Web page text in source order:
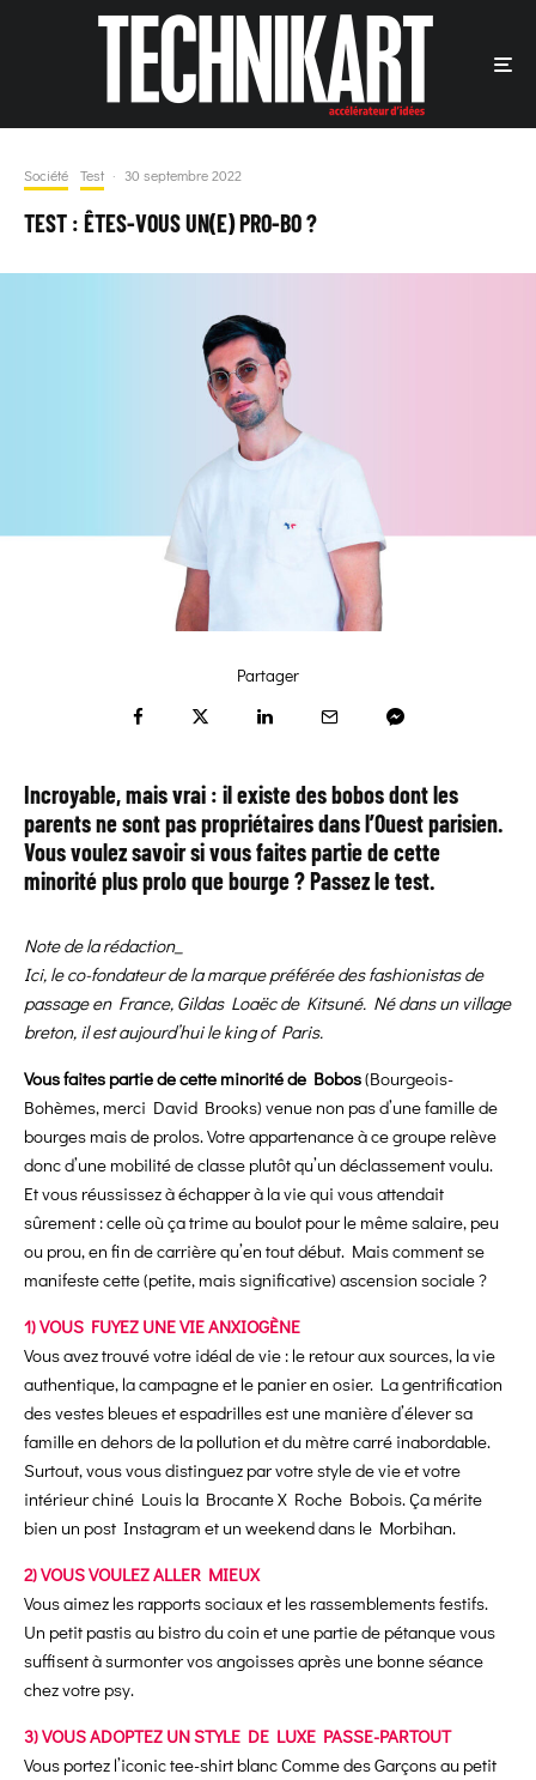
Société Test · 30 septembre 2022
TEST : ÊTES-VOUS UN(E) PRO-BO ?
Partager
Incroyable, mais vrai : il existe des bobos dont les
parents ne sont pas propriétaires dans l’Ouest parisien.
Vous voulez savoir si vous faites partie de cette
minoritéplus prolo que bourge? Passez le test.
Note de la rédaction_
Ici, le co-fondateur de la marque préférée des fashionistas de
passage en France, Gildas Loaëc de Kitsuné. Né dans un village
breton, il est aujourd’hui le king of Paris.
Vous faites partie de cette minorité de Bobos(Bourgeois-
Bohèmes, merci David Brooks) venue non pas d’une famille de
bourges mais de prolos. Votre appartenance à ce groupe relève
donc d’une mobilité de classe plutôt qu’un déclassement voulu.
Et vous réussissez à échapper à la vie qui vous attendait
sûrement : celle où ça trime au boulot pour le même salaire, peu
ou prou, en fin de carrière qu’en tout début. Mais comment se
manifeste cette (petite, mais significative) ascension sociale ?
1) VOUS FUYEZ UNE VIE ANXIOGÈNE
Vous avez trouvé votre idéal de vie : le retour aux sources, la vie
authentique, la campagne et le panier en osier. La gentrification
des vestes bleues et espadrilles est une manière d’élever sa
famille en dehors de la pollution et du mètre carré inabordable.
Surtout, vous vous distinguez par votre style de vie et votre
intérieur chiné Louis la Brocante X Roche Bobois. Ça mérite
bien un post Instagram et un weekend dans le Morbihan.
2) VOUS VOULEZ ALLER MIEUX
Vous aimez les rapports sociaux et les rassemblements festifs.
Un petit pastis au bistro du coin et une partie de pétanque vous
suffisent à surmonter vos angoisses après une bonne séance
chez votre psy.
3) VOUS ADOPTEZ UN STYLE DE LUXE PASSE-PARTOUT
Vous portez l’iconic tee-shirt blanc Comme des Garçons au petit